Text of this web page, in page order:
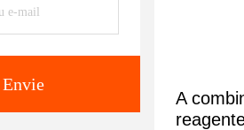
Envie
A